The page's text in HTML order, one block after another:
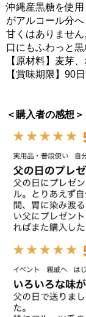
沖縄産黒糖を使
がアルコール分
甘くはありませ
口にもふわっと
【原材料】麦芽
【賞味期限】90
＜購入者の感想＞